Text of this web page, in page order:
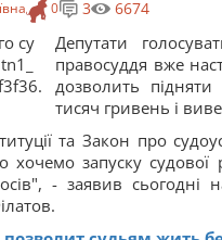
0 3 6674
Депутати
правосуддя вже
дозволить
тисяч гривень і
та Закон про
хочемо запуску
- заявив сьогодні